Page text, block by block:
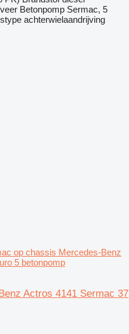
Betonpomp Sermac, 5
achterwielaandrijving
op chassis Mercedes-Benz
5 betonpomp
Actros 4141 Sermac 37